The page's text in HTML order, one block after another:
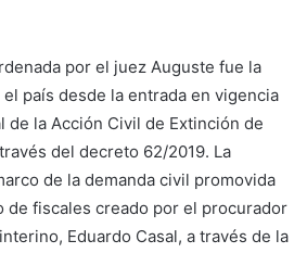
por el juez Auguste fue la
país desde la entrada en vigencia
de la Acción Civil de Extinción de
del decreto 62/2019. La
de la demanda civil promovida
de fiscales creado por el procurador
Eduardo Casal, a través de la